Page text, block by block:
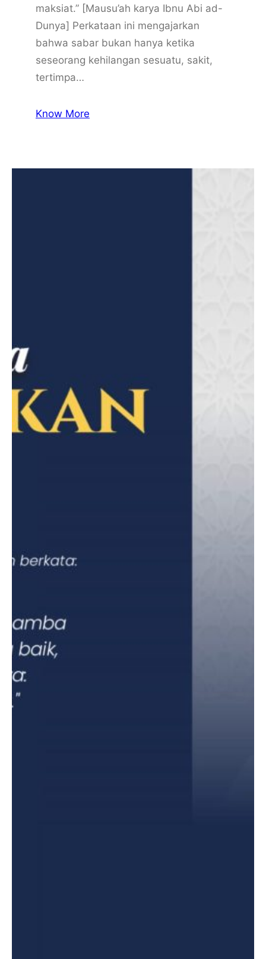
maksiat.” [Mausu’ah karya Ibnu Abi ad-
Dunya] Perkataan ini mengajarkan
bahwa sabar bukan hanya ketika
seseorang kehilangan sesuatu, sakit,
tertimpa…
Know More